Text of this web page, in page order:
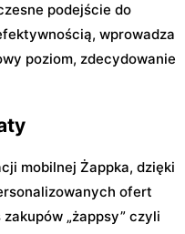
podejście do
wprowadza
poziom, zdecydowanie
mobilnej Żappka, dzięki
ofert
„żappsy” czyli